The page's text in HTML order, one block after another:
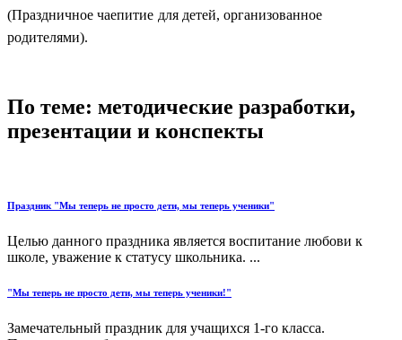
(Праздничное чаепитие для детей, организованное
родителями).
По теме: методические разработки,
презентации и конспекты
Праздник "Мы теперь не просто дети, мы теперь ученики"
Целью данного праздника является воспитание любови к
школе, уважение к статусу школьника. ...
"Мы теперь не просто дети, мы теперь ученики!"
Замечательный праздник для учащихся 1-го класса.